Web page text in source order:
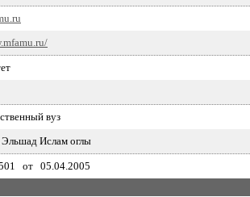
вуз
Эльшад Ислам оглы
от 05.04.2005